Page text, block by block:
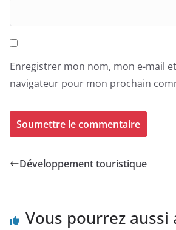
Enregistrer mon nom, mon e-mail
navigateur pour mon prochain
Développement touristique
Vous pourrez aussi